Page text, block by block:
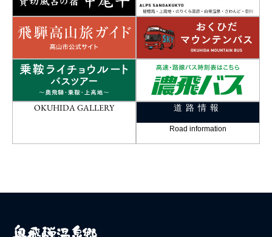
OKUHIDA GALLERY 道路情報
Road information